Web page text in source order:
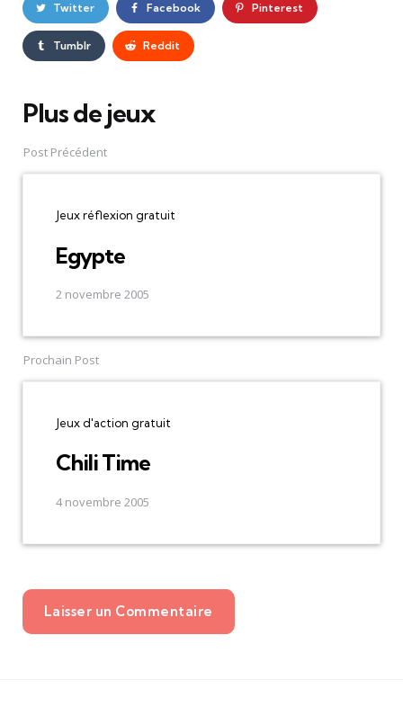
Twitter Facebook Pinterest
Tumblr Reddit
Plus de jeux
Post
navigation
Post Précédent
Jeux réflexion gratuit
Egypte
2 novembre 2005
Prochain Post
Jeux d'action gratuit
Chili Time
4 novembre 2005
Laisser un Commentaire